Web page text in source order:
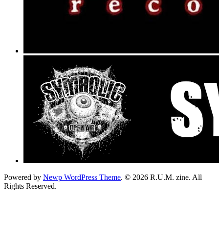
Powered by Newp WordPress Theme. © 2026 R.U.M. zine. All
Rights Reserved.